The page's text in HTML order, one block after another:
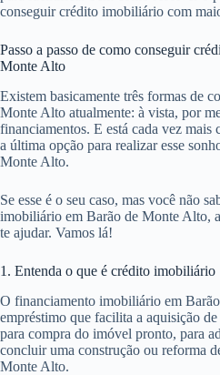
conseguir crédito imobiliário com
Passo a passo de como conseguir
Monte Alto
Existem basicamente três formas de
Monte Alto atualmente: à vista, por
financiamentos. E está cada vez mais
a última opção para realizar esse
Monte Alto.
Se esse é o seu caso, mas você não
imobiliário em Barão de Monte Alto,
te ajudar. Vamos lá!
1. Entenda o que é crédito imobiliário
O financiamento imobiliário em
empréstimo que facilita a aquisição
para compra do imóvel pronto, para
concluir uma construção ou reforma
Monte Alto.